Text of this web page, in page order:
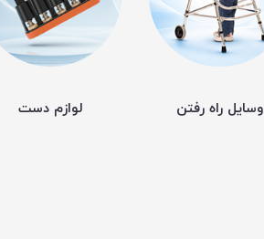
وسایل راه رفتن لوازم دست